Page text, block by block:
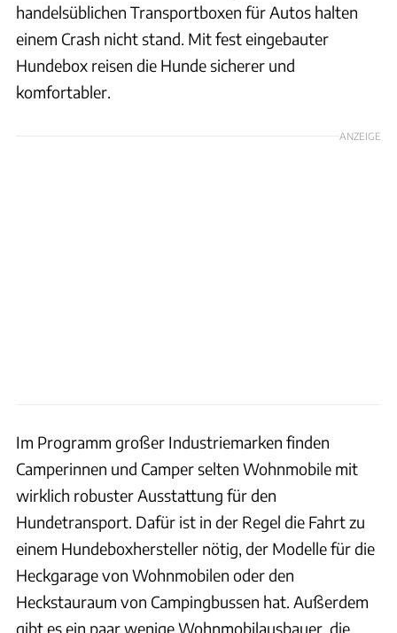
handelsüblichen Transportboxen für Autos halten
einem Crash nicht stand. Mit fest eingebauter
Hundebox reisen die Hunde sicherer und
komfortabler.
ANZEIGE
Im Programm großer Industriemarken finden
Camperinnen und Camper selten Wohnmobile mit
wirklich robuster Ausstattung für den
Hundetransport. Dafür ist in der Regel die Fahrt zu
einem Hundeboxhersteller nötig, der Modelle für die
Heckgarage von Wohnmobilen oder den
Heckstauraum von Campingbussen hat. Außerdem
gibt es ein paar wenige Wohnmobilausbauer, die